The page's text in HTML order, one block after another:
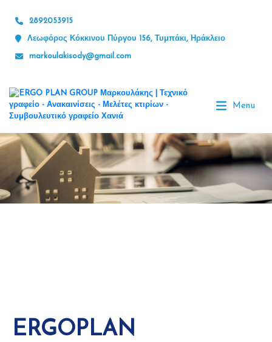
2892053915
Λεωφόρος Κόκκινου Πύργου 156, Τυμπάκι, Ηράκλειο
markoulakisody@gmail.com
Menu
ERGOPLAN